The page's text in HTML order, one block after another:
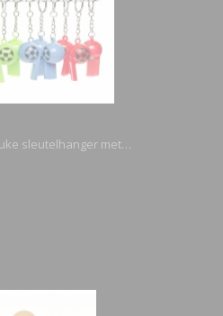
sleutelhanger met…